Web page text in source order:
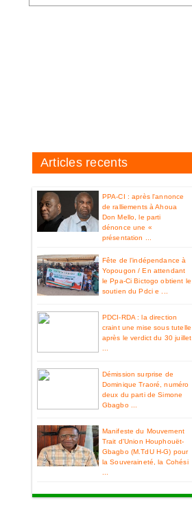
Articles recents
PPA-CI : après l'annonce
de ralliements à Ahoua
Don Mello, le parti
dénonce une «
présentation ...
Fête de l’indépendance à
Yopougon / En attendant
le Ppa-Ci Bictogo obtient le
soutien du Pdci e ...
PDCI-RDA : la direction
craint une mise sous tutelle
après le verdict du 30 juillet
Démission surprise de
Dominique Traoré, numéro
deux du parti de Simone
Gbagbo ...
Manifeste du Mouvement
Trait d'Union Houphouët-
Gbagbo (M.TdU H-G) pour
la Souveraineté, la Cohési